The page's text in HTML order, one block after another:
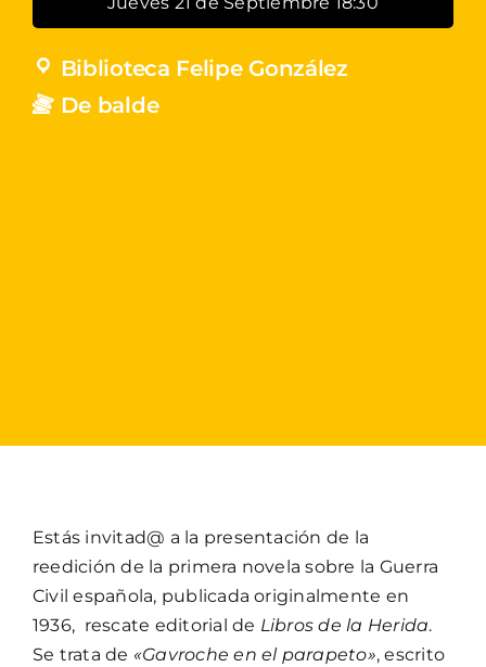
Biblioteca Felipe González
De balde
Estás invitad@ a la presentación de la
reedición de la primera novela sobre la Guerra
Civil española, publicada originalmente en
1936, rescate editorial de Libros de la Herida.
Se trata de «Gavroche en el parapeto», escrito